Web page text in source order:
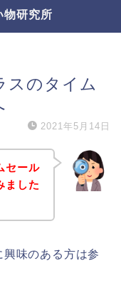
物研究所
スのタイム
2021年5月14日
セール
ました
味のある方は参